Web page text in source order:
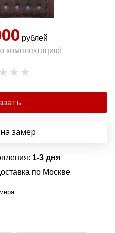
рублей
комплектацию!
замер
1-3 дня
по Москве